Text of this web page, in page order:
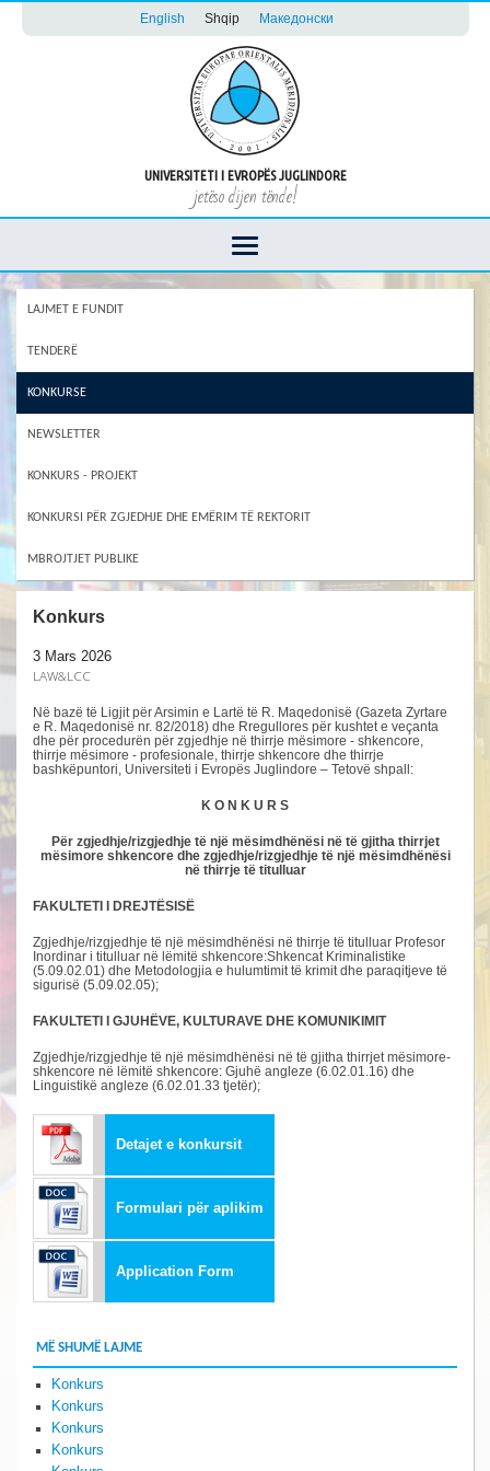
English Shqip Македонски
UNIVERSITETI I EVROPËS JUGLINDORE
jetëso dijen tënde!
LAJMET E FUNDIT
TENDERË
KONKURSE
NEWSLETTER
KONKURS - PROJEKT
KONKURSI PËR ZGJEDHJE DHE EMËRIM TË REKTORIT
MBROJTJET PUBLIKE
Konkurs
3 Mars 2026
LAW&LCC
Në bazë të Ligjit për Arsimin e Lartë të R. Maqedonisë (Gazeta Zyrtare
e R. Maqedonisë nr. 82/2018) dhe Rregullores për kushtet e veçanta
dhe për procedurën për zgjedhje në thirrje mësimore - shkencore,
thirrje mësimore - profesionale, thirrje shkencore dhe thirrje
bashkëpuntori, Universiteti i Evropës Juglindore – Tetovë shpall:
K O N K U R S
Për zgjedhje/rizgjedhje të një mësimdhënësi në të gjitha thirrjet
mësimore shkencore dhe zgjedhje/rizgjedhje të një mësimdhënësi
në thirrje të titulluar
FAKULTETI I DREJTËSISË
Zgjedhje/rizgjedhje të një mësimdhënësi në thirrje të titulluar Profesor
Inordinar i titulluar në lëmitë shkencore:Shkencat Kriminalistike
(5.09.02.01) dhe Metodologjia e hulumtimit të krimit dhe paraqitjeve të
sigurisë (5.09.02.05);
FAKULTETI I GJUHËVE, KULTURAVE DHE KOMUNIKIMIT
Zgjedhje/rizgjedhje të një mësimdhënësi në të gjitha thirrjet mësimore-
shkencore në lëmitë shkencore: Gjuhë angleze (6.02.01.16) dhe
Linguistikë angleze (6.02.01.33 tjetër);
Detajet e konkursit
Formulari për aplikim
Application Form
MË SHUMË LAJME
Konkurs
Konkurs
Konkurs
Konkurs